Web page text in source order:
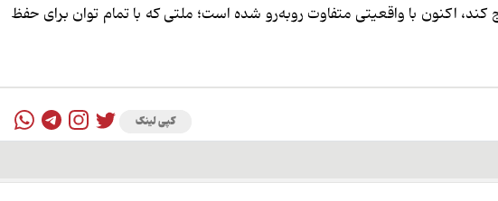
اکنون با واقعیتی متفاوت روبه‌رو شده است؛ ملتی که با تمام توان برای حفظ
کپی لینک